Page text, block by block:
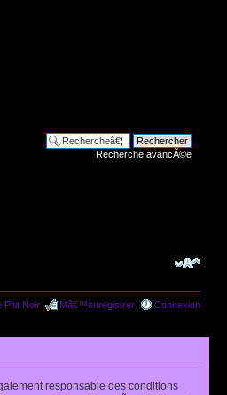
Recherche avancÃ©e
P'tit Noir Mâ€™enregistrer Connexion
responsable des conditions